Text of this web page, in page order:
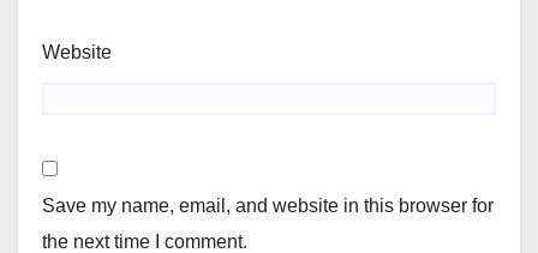
Website
Save my name, email, and website in this browser for
the next time I comment.